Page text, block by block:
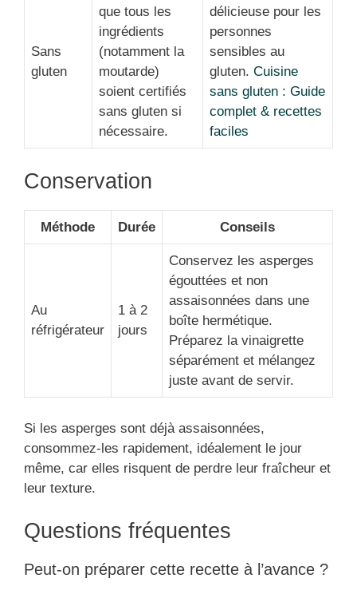
Sans
gluten
que tous les
ingrédients
(notamment la
moutarde)
soient certifiés
sans gluten si
nécessaire.
délicieuse pour les
personnes
sensibles au
gluten. Cuisine
sans gluten : Guide
complet & recettes
faciles
Conservation
Méthode Durée Conseils
Au
réfrigérateur
1 à 2
jours
Conservez les asperges
égouttées et non
assaisonnées dans une
boîte hermétique.
Préparez la vinaigrette
séparément et mélangez
juste avant de servir.
Si les asperges sont déjà assaisonnées,
consommez-les rapidement, idéalement le jour
même, car elles risquent de perdre leur fraîcheur et
leur texture.
Questions fréquentes
Peut-on préparer cette recette à l’avance ?